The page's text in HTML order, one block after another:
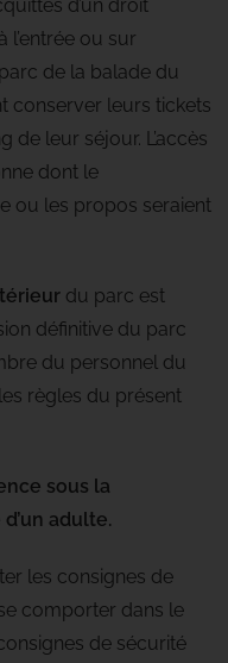
d’un droit
l’entrée ou sur
de la balade du
conserver leurs tickets
de leur séjour. L’accès
dont le
ou les propos seraient
du parc est
définitive du parc
du personnel du
règles du présent
sous la
adulte.
les consignes de
comporter dans le
de sécurité